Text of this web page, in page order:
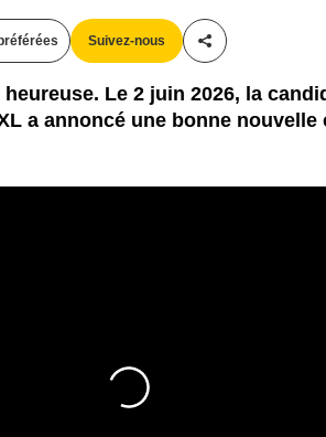
Suivez-nous
Partager cet
Le 2 juin 2026, la
a annoncé une bonne nouvelle